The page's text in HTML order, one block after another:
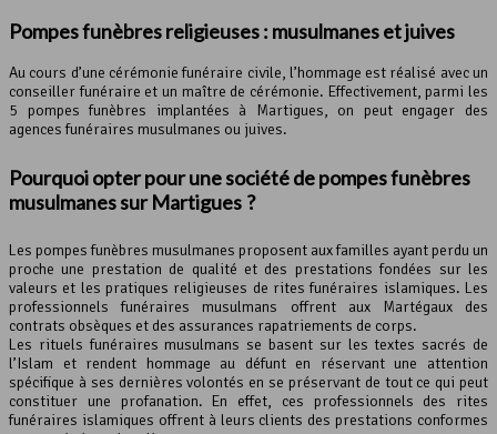
Pompes funèbres religieuses : musulmanes et juives
Au cours d’une cérémonie funéraire civile, l’hommage est réalisé avec un
conseiller funéraire et un maître de cérémonie. Effectivement, parmi les
5 pompes funèbres implantées à Martigues, on peut engager des
agences funéraires musulmanes ou juives.
Pourquoi opter pour une société de pompes funèbres
musulmanes sur Martigues ?
Les pompes funèbres musulmanes proposent aux familles ayant perdu un
proche une prestation de qualité et des prestations fondées sur les
valeurs et les pratiques religieuses de rites funéraires islamiques. Les
professionnels funéraires musulmans offrent aux Martégaux des
contrats obsèques et des assurances rapatriements de corps.
Les rituels funéraires musulmans se basent sur les textes sacrés de
l’Islam et rendent hommage au défunt en réservant une attention
spécifique à ses dernières volontés en se préservant de tout ce qui peut
constituer une profanation. En effet, ces professionnels des rites
funéraires islamiques offrent à leurs clients des prestations conformes